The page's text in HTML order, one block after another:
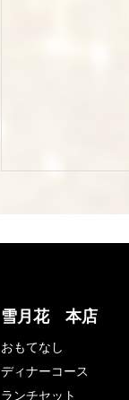
雪月花 本店
おもてなし
ディナーコース
ランチセット